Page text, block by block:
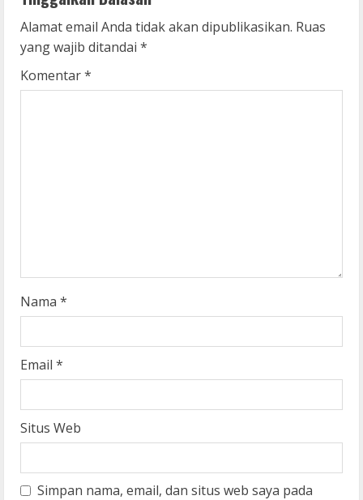
n
u
e
n
g
Alamat email Anda tidak akan dipublikasikan. Ruas
yang wajib ditandai *
Komentar*
Nama *
Email *
Situs Web
Simpan nama, email, dan situs web saya pada